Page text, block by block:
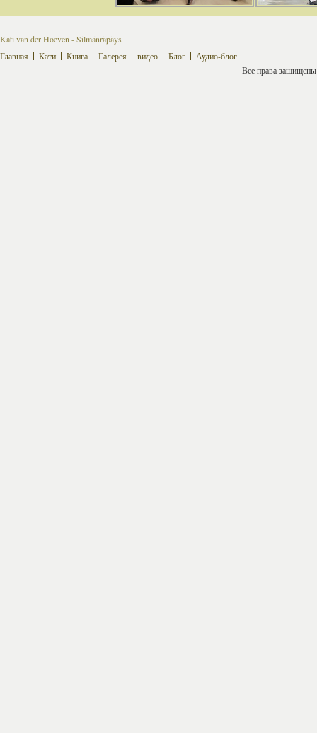
Kati van der Hoeven - Silmänräpäys
Главная
Кати Книга Галерея видео Блог
Аудио-блог
Все права